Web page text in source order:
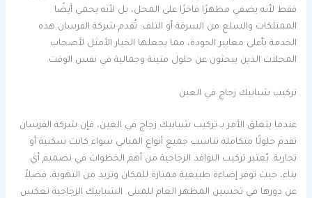
فقط لأنه يضفي مظهرًا فاخرًا على المحل، بل لأنه يحمي أيضًا
الممتلكات والسلع من السرقة أو التلف. تُقدم شركة الفرسان هذه
الخدمة بأعلى معايير الجودة، مما يجعلها الخيار الأمثل لأصحاب
المحلات الذين يبحثون عن حلول متينة وجمالية في نفس الوقت.
تركيب شبابيك زجاج في العين
عندما يتعلق الأمر بـ تركيب شبابيك زجاج في العين، فإن شركة الفرسان
تقدم حلولًا متكاملة تناسب جميع أنواع المباني سواء كانت سكنية أو
تجارية. يُعتبر تركيب النوافذ الزجاجية من أهم الخطوات في تصميم أي
بناء، حيث توفر إضاءة طبيعية ممتازة للمكان وتزيد من التهوية، فضلاً
عن دورها في تحسين المظهر العام للمبنى. الشبابيك الزجاجية تعكس